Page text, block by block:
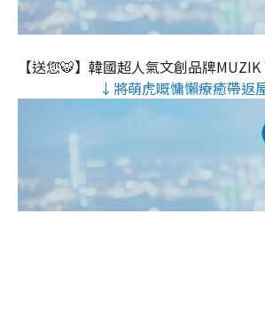
【送您🐯】韓國超人氣文創品牌MUZIK
↓將萌虎嘅慵懶療癒帶返